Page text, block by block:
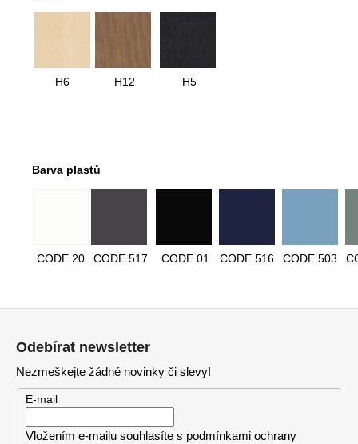
H6 H12 H5
Barva plastů
CODE 20 CODE 517 CODE 01 CODE 516 CODE 503
Odebírat newsletter
Nezmeškejte žádné novinky či slevy!
E-mail
Vložením e-mailu souhlasíte s podmínkami ochrany